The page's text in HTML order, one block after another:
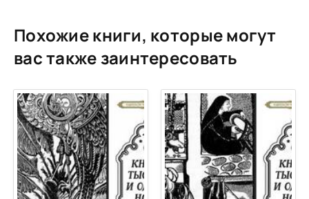
Похожие книги, которые могут
вас также заинтересовать